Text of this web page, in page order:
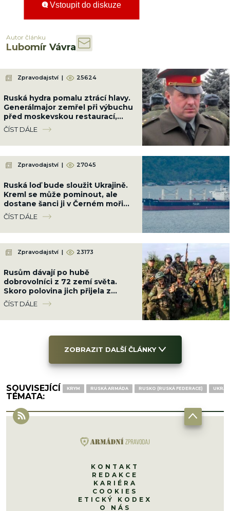
Vstoupit do diskuze
Autor článku
Lubomír Vávra
Zpravodajství | 25624
Ruská hydra pomalu ztrácí hlavy.
Generálmajor zemřel při výbuchu
před moskevskou restaurací,
když slavil narozeniny šéfa
vzdušných sil
ČÍST DÁLE
Zpravodajství | 27045
Ruská loď bude sloužit Ukrajině.
Kreml se může pominout, ale
dostane šanci ji v Černém moři
potopit
ČÍST DÁLE
Zpravodajství | 23173
Rusům dávají po hubě
dobrovolníci z 72 zemí světa.
Skoro polovina jich přijela z
Latinské Ameriky
ČÍST DÁLE
ZOBRAZIT DALŠÍ ČLÁNKY
SOUVISEJÍCÍ
TÉMATA:
KRYM RUSKÁ ARMÁDA RUSKO (RUSKÁ FEDERACE)
KONTAKT
REDAKCE
KARIÉRA
COOKIES
ETICKÝ KODEX
O NÁS